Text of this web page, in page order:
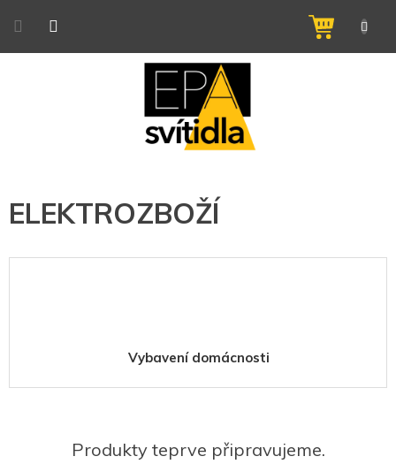
NÁKUPNÍ
KOŠÍK
ELEKTROZBOŽÍ
Vybavení domácnosti
Produkty teprve připravujeme.